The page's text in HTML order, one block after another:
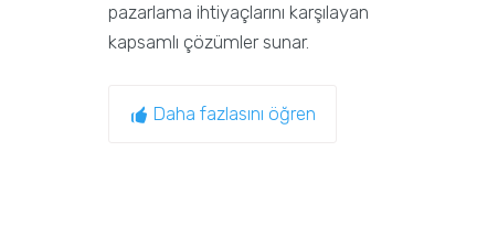
pazarlama ihtiyaçlarını karşılayan
kapsamlı çözümler sunar.
Daha fazlasını öğren